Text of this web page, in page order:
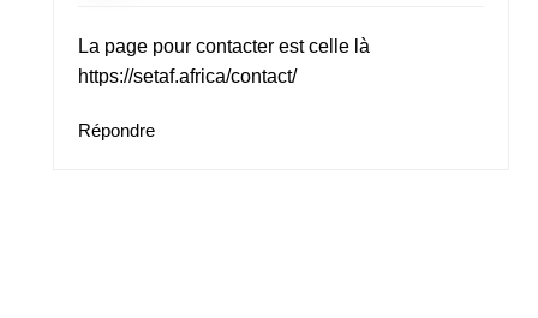
La page pour contacter est celle là
https://setaf.africa/contact/
Répondre